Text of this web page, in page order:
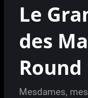
Le
des
Round
Mesdames,